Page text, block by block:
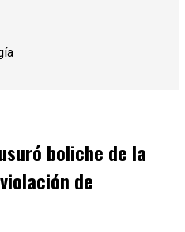
boliche de la
de